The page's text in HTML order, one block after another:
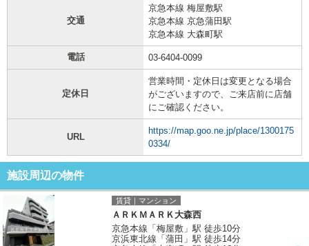
交通
京急本線 梅屋敷駅
京急本線 京急蒲田駅
京急本線 大森町駅
電話 03-6404-0099
定休日
営業時間・定休日は変更となる場合
がございますので、ご来店前に店舗
にご確認ください。
URL
https://map.goo.ne.jp/place/1300175
0334/
施設周辺の物件
賃貸｜マンション
ＡＲＫＭＡＲＫ大森西
京急本線「梅屋敷」駅 徒歩10分
京浜東北線「蒲田」駅 徒歩14分